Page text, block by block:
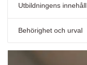
Utbildningens innehåll
Behörighet och urval